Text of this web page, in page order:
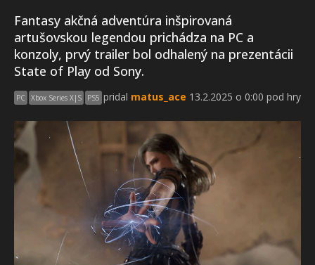
Fantasy akčná adventúra inšpirovaná
artušovskou legendou prichádza na PC a
konzoly, prvý trailer bol odhalený na prezentácii
State of Play od Sony.
PC Xbox Series X|S PS5 pridal matus_ace 13.2.2025 o 0:00 pod hry